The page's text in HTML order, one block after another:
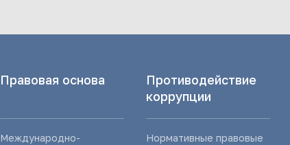
Правовая основа
Международно-
Противодействие
коррупции
Нормативные правовые